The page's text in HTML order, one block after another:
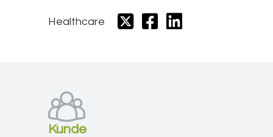
Healthcare
Kunde